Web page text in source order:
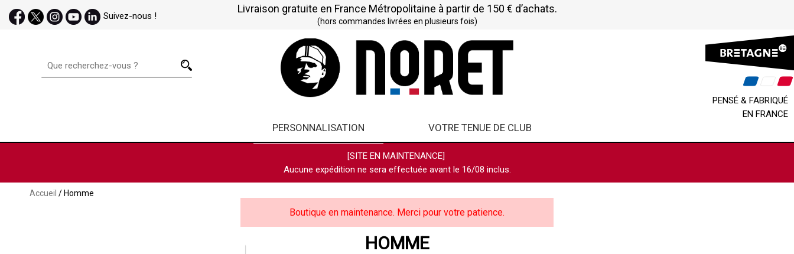
Suivez-nous !
Livraison gratuite en France Métropolitaine à partir de 150 € d’achats.
(hors commandes livrées en plusieurs fois)
PENSÉ & FABRIQUÉ
EN FRANCE
PERSONNALISATION VOTRE TENUE DE CLUB
[SITE EN MAINTENANCE]
Aucune expédition ne sera effectuée avant le 16/08 inclus.
Accueil / Homme
Boutique en maintenance. Merci pour votre patience.
HOMME